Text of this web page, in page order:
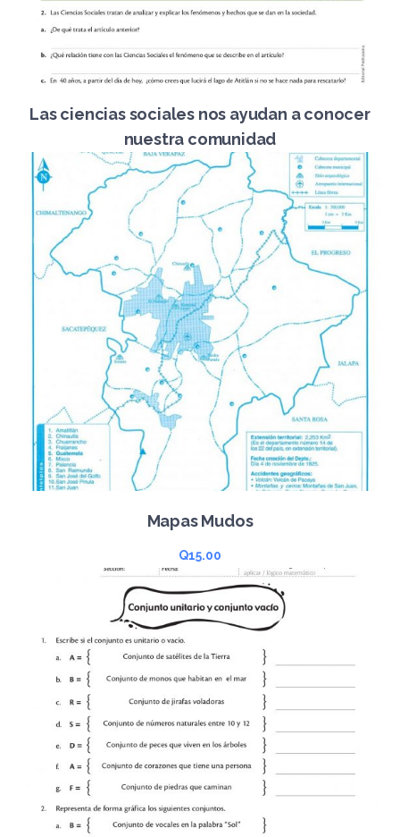
Las ciencias sociales nos ayudan a conocer
nuestra comunidad
Mapas Mudos
Q15.00